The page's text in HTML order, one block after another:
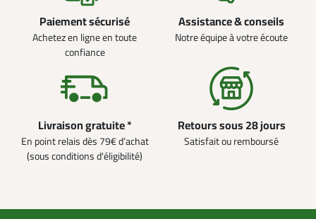
Paiement sécurisé
Achetez en ligne en toute
confiance
Assistance & conseils
Notre équipe à votre écoute
Livraison gratuite *
En point relais dès 79€ d’achat
(sous conditions d'éligibilité)
Retours sous 28 jours
Satisfait ou remboursé